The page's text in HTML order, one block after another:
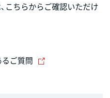
こちらからご確認いただけ
ご質問